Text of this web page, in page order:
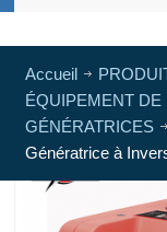
Accueil
ÉQUIPEMENT
GÉNÉRATRICES
Génératrice à